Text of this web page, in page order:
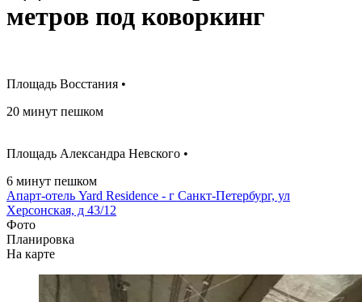
метров под коворкинг
Площадь Восстания •
20 минут пешком
Площадь Александра Невского •
6 минут пешком
Апарт-отель Yard Residence - г Санкт-Петербург, ул
Херсонская, д 43/12
Фото
Планировка
На карте